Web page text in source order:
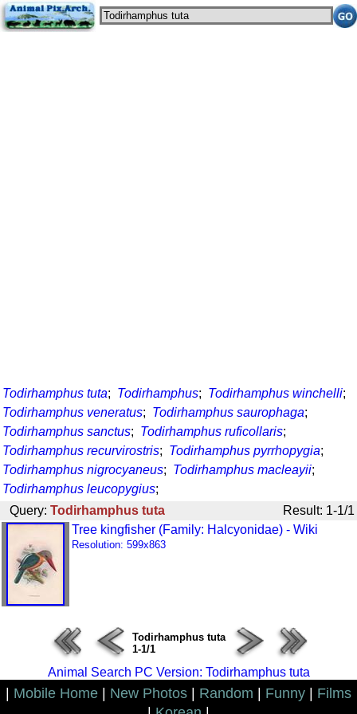
Todirhamphus tuta; Todirhamphus; Todirhamphus winchelli;
Todirhamphus veneratus; Todirhamphus saurophaga;
Todirhamphus sanctus; Todirhamphus ruficollaris;
Todirhamphus recurvirostris; Todirhamphus pyrrhopygia;
Todirhamphus nigrocyaneus; Todirhamphus macleayii;
Todirhamphus leucopygius;
Query: Todirhamphus tuta
Result: 1-1/1
Tree kingfisher (Family: Halcyonidae) - Wiki
Resolution: 599x863
Todirhamphus tuta
1-1/1
Animal Search PC Version: Todirhamphus tuta
Mobile Home New Photos Random Funny
Films